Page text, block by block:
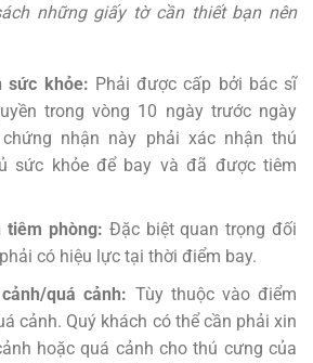
những giấy tờ cần thiết bạn nên
sức khỏe: Phải được cấp bởi bác sĩ
trong vòng 10 ngày trước ngày
nhận này phải xác nhận thú
sức khỏe để bay và đã được tiêm
tiêm phòng: Đặc biệt quan trọng đối
có hiệu lực tại thời điểm bay.
quá cảnh: Tùy thuộc vào điểm
cảnh. Quý khách có thể cần phải xin
hoặc quá cảnh cho thú cưng của